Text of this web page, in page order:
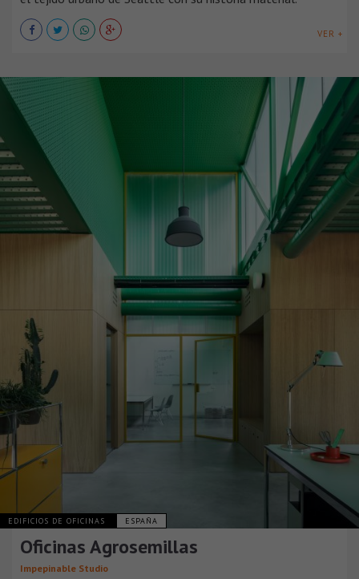
VER +
EDIFICIOS DE OFICINAS ESPAÑA
Oficinas Agrosemillas
Impepinable Studio